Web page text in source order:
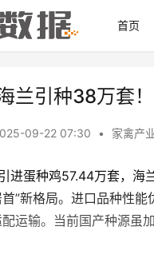
首页
兰引种38万套
09-22 07:30 • 家禽产
进蛋种鸡57.44万套，海
”新格局。进口品种性
运输。当前国产种源虽